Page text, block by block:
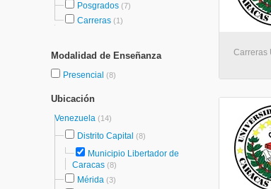
Posgrados (7)
Carreras (1)
Modalidad de Enseñanza
Presencial (8)
Ubicación
Venezuela (14)
Distrito Capital (8)
Municipio Libertador de
Caracas (8)
Mérida (3)
Carreras